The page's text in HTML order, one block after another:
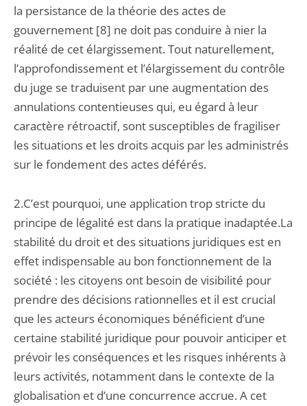
la persistance de la théorie des actes de
gouvernement [8] ne doit pas conduire à nier la
réalité de cet élargissement. Tout naturellement,
l’approfondissement et l’élargissement du contrôle
du juge se traduisent par une augmentation des
annulations contentieuses qui, eu égard à leur
caractère rétroactif, sont susceptibles de fragiliser
les situations et les droits acquis par les administrés
sur le fondement des actes déférés.
2.C’est pourquoi, une application trop stricte du
principe de légalité est dans la pratique inadaptée.La
stabilité du droit et des situations juridiques est en
effet indispensable au bon fonctionnement de la
société : les citoyens ont besoin de visibilité pour
prendre des décisions rationnelles et il est crucial
que les acteurs économiques bénéficient d’une
certaine stabilité juridique pour pouvoir anticiper et
prévoir les conséquences et les risques inhérents à
leurs activités, notamment dans le contexte de la
globalisation et d’une concurrence accrue. A cet